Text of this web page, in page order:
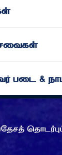
படை &
தொடர்புப்